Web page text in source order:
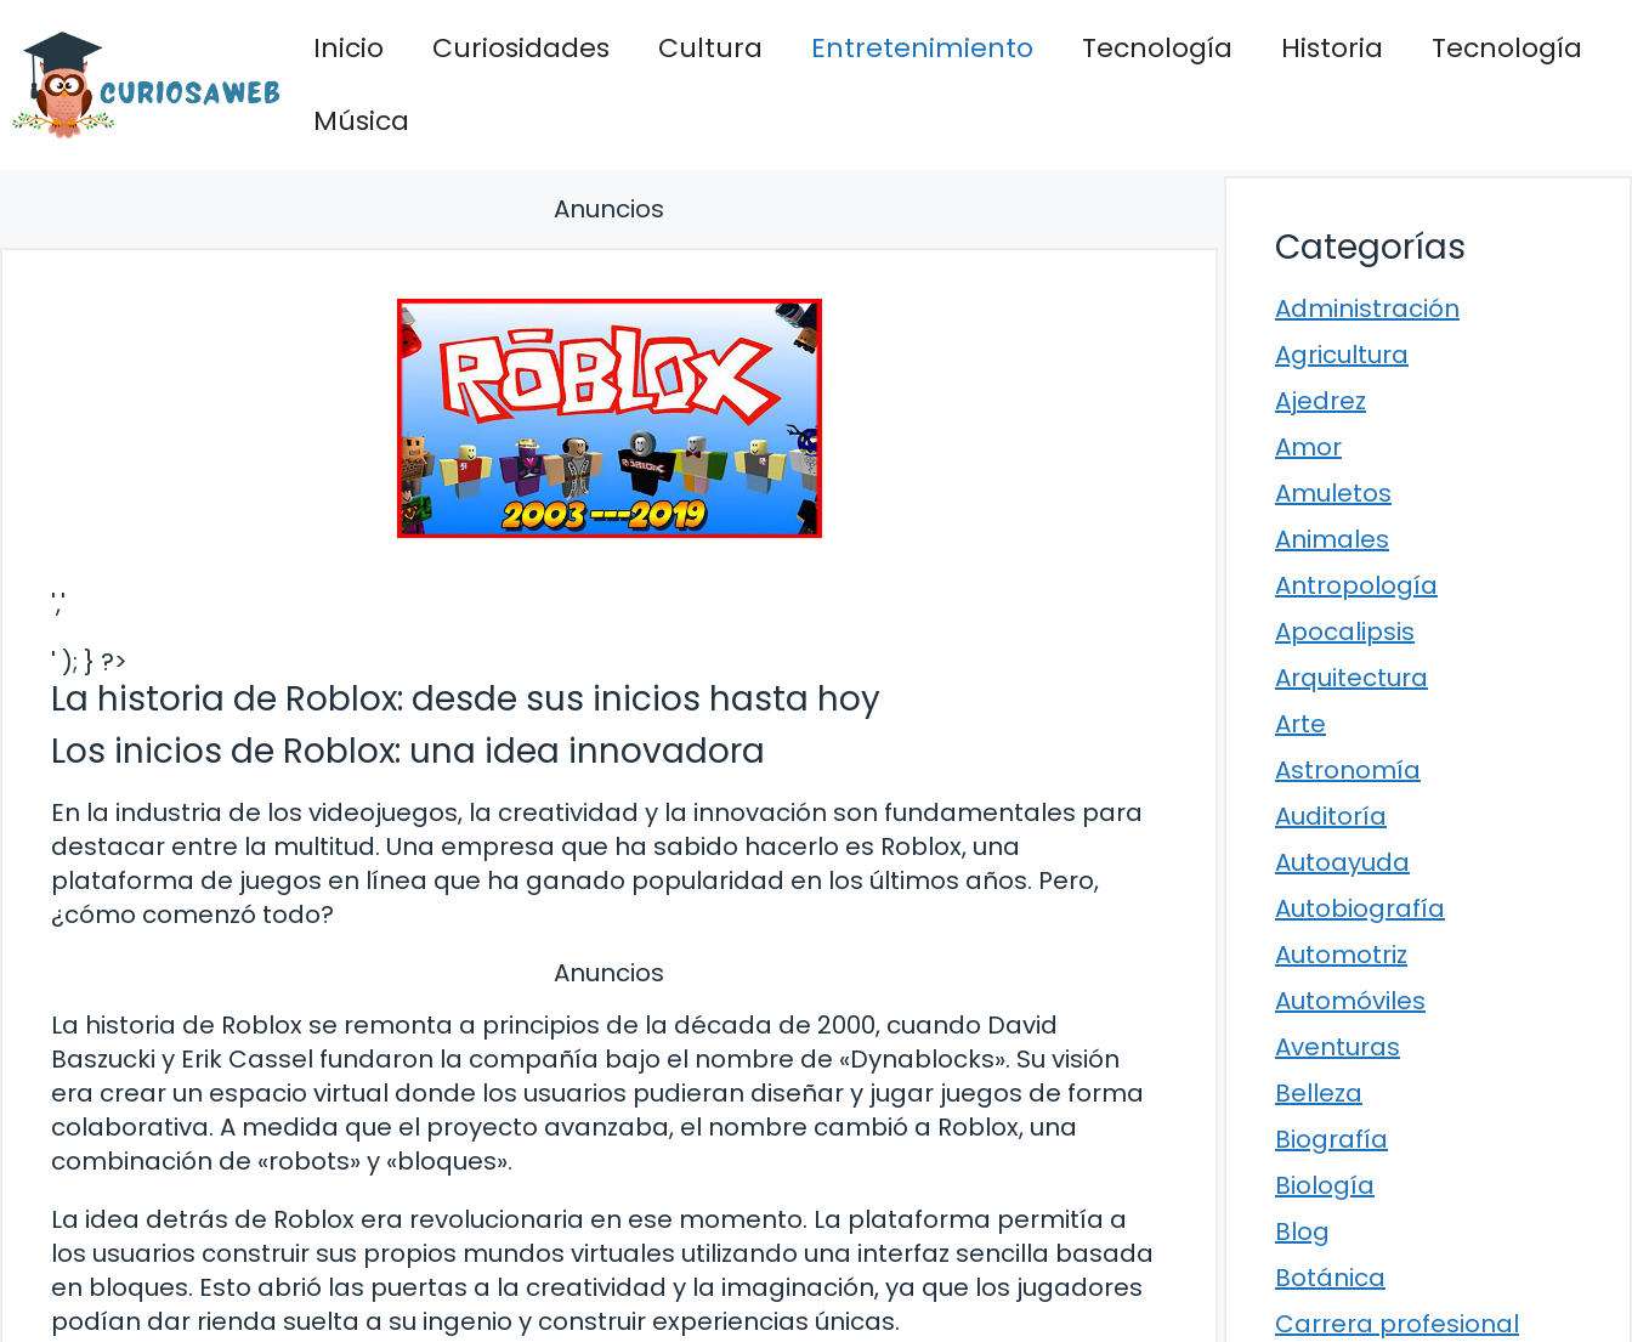
contenido
Inicio Curiosidades Cultura Entretenimiento Tecnología Historia
Tecnología
Música
Anuncios
','
' ); } ?>
La historia de Roblox: desde sus inicios hasta hoy
Los inicios de Roblox: una idea innovadora
En la industria de los videojuegos, la creatividad y la innovación son fundamentales para
destacar entre la multitud. Una empresa que ha sabido hacerlo es Roblox, una
plataforma de juegos en línea que ha ganado popularidad en los últimos años. Pero,
¿cómo comenzó todo?
Anuncios
La historia de Roblox se remonta a principios de la década de 2000, cuando David
Baszucki y Erik Cassel fundaron la compañía bajo el nombre de «Dynablocks». Su visión
era crear un espacio virtual donde los usuarios pudieran diseñar y jugar juegos de forma
colaborativa. A medida que el proyecto avanzaba, el nombre cambió a Roblox, una
combinación de «robots» y «bloques».
La idea detrás de Roblox era revolucionaria en ese momento. La plataforma permitía a
los usuarios construir sus propios mundos virtuales utilizando una interfaz sencilla basada
en bloques. Esto abrió las puertas a la creatividad y la imaginación, ya que los jugadores
podían dar rienda suelta a su ingenio y construir experiencias únicas.
Categorías
Administración
Agricultura
Ajedrez
Amor
Amuletos
Animales
Antropología
Apocalipsis
Arquitectura
Arte
Astronomía
Auditoría
Autoayuda
Autobiografía
Automotriz
Automóviles
Aventuras
Belleza
Biografía
Biología
Blog
Botánica
Carrera profesional